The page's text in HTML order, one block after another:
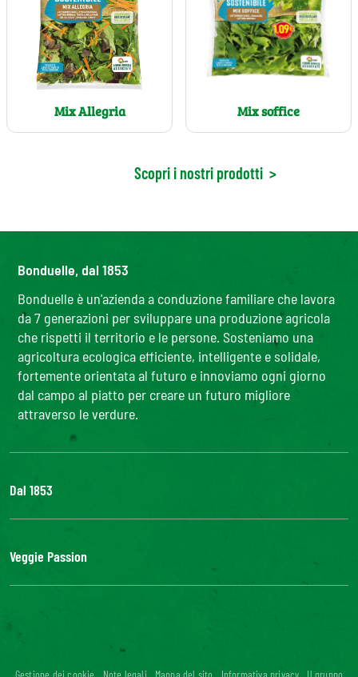
Mix Allegria Mix soffice
Scopri i nostri prodotti >
Bonduelle, dal 1853
Bonduelle è un'azienda a conduzione familiare che lavora
da 7 generazioni per sviluppare una produzione agricola
che rispetti il territorio e le persone. Sosteniamo una
agricoltura ecologica efficiente, intelligente e solidale,
fortemente orientata al futuro e innoviamo ogni giorno
dal campo al piatto per creare un futuro migliore
attraverso le verdure.
Dal 1853
Il Gruppo
La nostra filiera
Lavora con noi
Veggie Passion
l'ABC delle verdure
Riciblog